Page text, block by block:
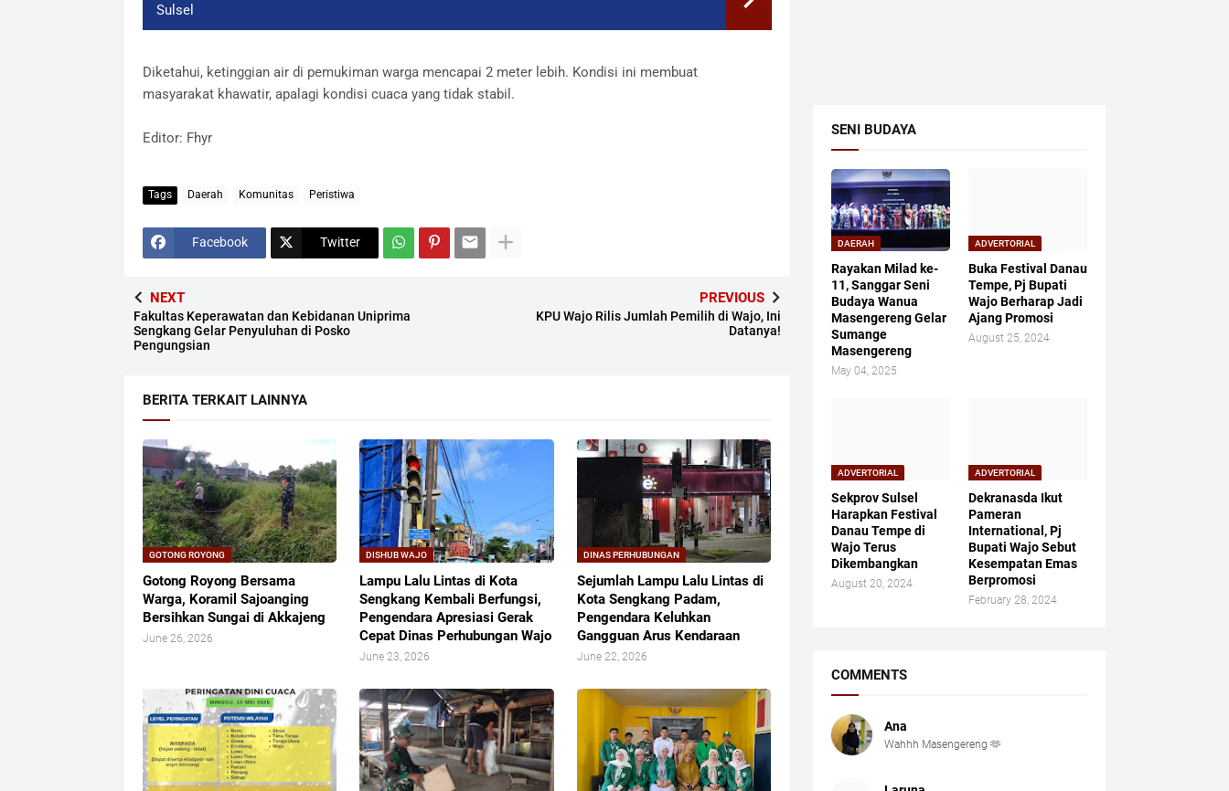
Sulsel
Diketahui, ketinggian air di pemukiman warga mencapai 2 meter lebih. Kondisi ini membuat
masyarakat khawatir, apalagi kondisi cuaca yang tidak stabil.
Editor: Fhyr
Tags Daerah Komunitas Peristiwa
Facebook Twitter
NEXT
Fakultas Keperawatan dan Kebidanan Uniprima
Sengkang Gelar Penyuluhan di Posko
Pengungsian
PREVIOUS
KPU Wajo Rilis Jumlah Pemilih di Wajo, Ini
Datanya!
BERITA TERKAIT LAINNYA
GOTONG ROYONG
Gotong Royong Bersama
Warga, Koramil Sajoanging
Bersihkan Sungai di Akkajeng
June 26, 2026
DISHUB WAJO
Lampu Lalu Lintas di Kota
Sengkang Kembali Berfungsi,
Pengendara Apresiasi Gerak
Cepat Dinas Perhubungan Wajo
June 23, 2026
DINAS PERHUBUNGAN
Sejumlah Lampu Lalu Lintas di
Kota Sengkang Padam,
Pengendara Keluhkan
Gangguan Arus Kendaraan
June 22, 2026
SENI BUDAYA
DAERAH
Rayakan Milad ke-
11, Sanggar Seni
Budaya Wanua
Masengereng Gelar
Sumange
Masengereng
May 04, 2025
ADVERTORIAL
Buka Festival Danau
Tempe, Pj Bupati
Wajo Berharap Jadi
Ajang Promosi
August 25, 2024
ADVERTORIAL
Sekprov Sulsel
Harapkan Festival
Danau Tempe di
Wajo Terus
Dikembangkan
August 20, 2024
ADVERTORIAL
Dekranasda Ikut
Pameran
International, Pj
Bupati Wajo Sebut
Kesempatan Emas
Berpromosi
February 28, 2024
COMMENTS
Ana
Wahhh Masengereng 🫶